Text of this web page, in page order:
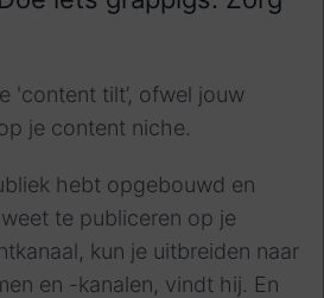
'content tilt’, ofwel jouw
je content niche.
hebt opgebouwd en
te publiceren op je
kun je uitbreiden naar
en -kanalen, vindt hij. En